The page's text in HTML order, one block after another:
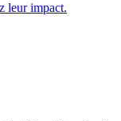
leur impact.